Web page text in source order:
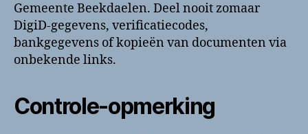
Gemeente Beekdaelen. Deel nooit zomaar
DigiD-gegevens, verificatiecodes,
bankgegevens of kopieën van documenten via
onbekende links.
Controle-opmerking